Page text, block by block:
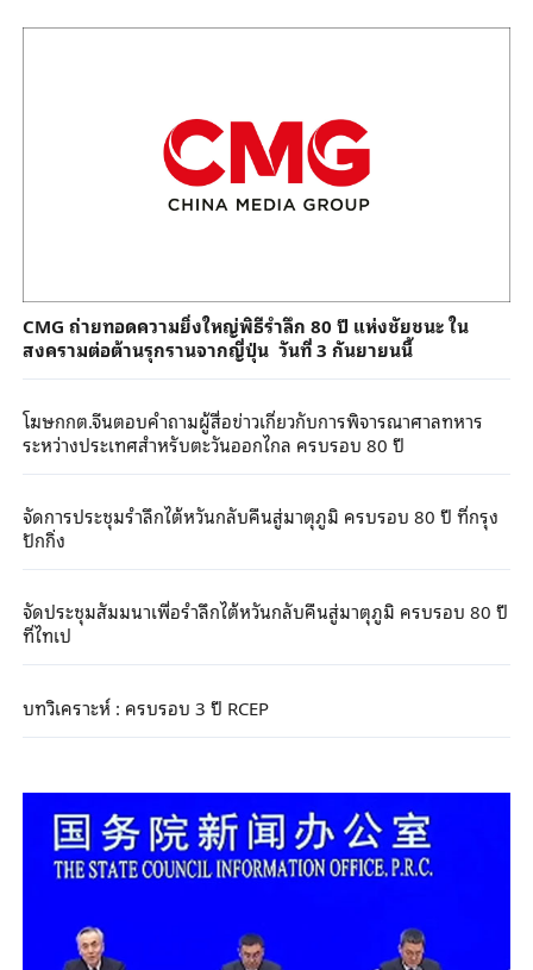
CMG ถ่ายทอดความยิ่งใหญ่พิธีรำลึก 80 ปี แห่งชัยชนะ ใน
สงครามต่อต้านรุกรานจากญี่ปุ่น วันที่ 3 กันยายนนี้
โฆษกกต.จีนตอบคำถามผู้สื่อข่าวเกี่ยวกับการพิจารณาศาลทหาร
ระหว่างประเทศสำหรับตะวันออกไกล ครบรอบ 80 ปี
จัดการประชุมรำลึกไต้หวันกลับคืนสู่มาตุภูมิ ครบรอบ 80 ปี ที่กรุง
ปักกิ่ง
จัดประชุมสัมมนาเพื่อรำลึกไต้หวันกลับคืนสู่มาตุภูมิ ครบรอบ 80 ปี
ที่ไทเป
บทวิเคราะห์ : ครบรอบ 3 ปี RCEP